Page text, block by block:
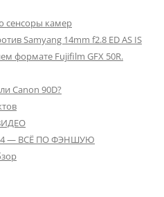
камер
Samyang 14mm f2.8 ED AS IS
формате Fujifilm GFX 50R.
Canon 90D?
— ВСЁ ПО ФЭНШУЮ